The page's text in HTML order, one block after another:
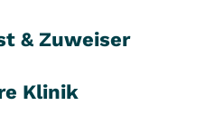
& Zuweiser
Klinik